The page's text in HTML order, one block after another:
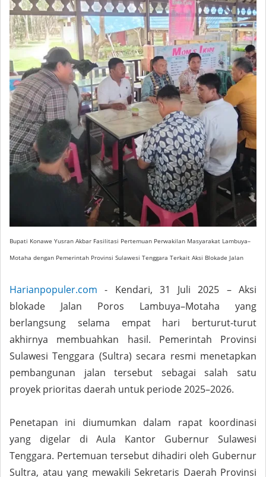
Bupati Konawe Yusran Akbar Fasilitasi Pertemuan Perwakilan Masyarakat Lambuya–
Motaha dengan Pemerintah Provinsi Sulawesi Tenggara Terkait Aksi Blokade Jalan
Harianpopuler.com - Kendari, 31 Juli 2025 – Aksi
blokade Jalan Poros Lambuya–Motaha yang
berlangsung selama empat hari berturut-turut
akhirnya membuahkan hasil. Pemerintah Provinsi
Sulawesi Tenggara (Sultra) secara resmi menetapkan
pembangunan jalan tersebut sebagai salah satu
proyek prioritas daerah untuk periode 2025–2026.
Penetapan ini diumumkan dalam rapat koordinasi
yang digelar di Aula Kantor Gubernur Sulawesi
Tenggara. Pertemuan tersebut dihadiri oleh Gubernur
Sultra, atau yang mewakili Sekretaris Daerah Provinsi